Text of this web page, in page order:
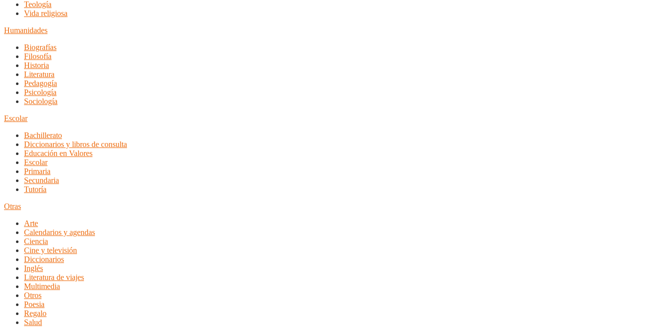
Teología
Vida religiosa
Humanidades
Biografías
Filosofía
Historia
Literatura
Pedagogía
Psicología
Sociología
Escolar
Bachillerato
Diccionarios y libros de consulta
Educación en Valores
Escolar
Primaria
Secundaria
Tutoría
Otras
Arte
Calendarios y agendas
Ciencia
Cine y televisión
Diccionarios
Inglés
Literatura de viajes
Multimedia
Otros
Poesia
Regalo
Salud